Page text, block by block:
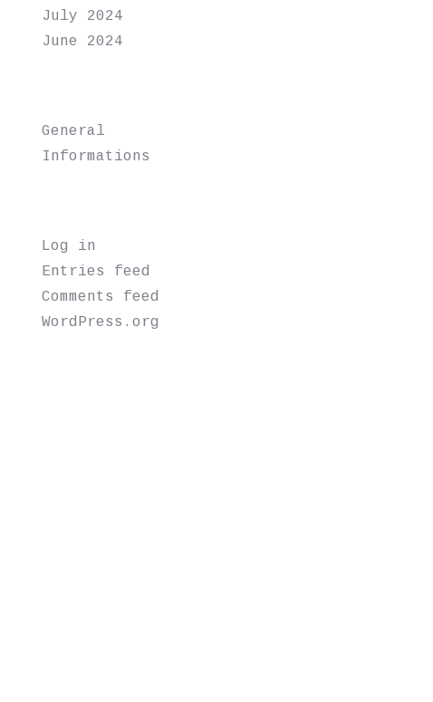
July 2024
June 2024
General
Informations
Log in
Entries feed
Comments feed
WordPress.org